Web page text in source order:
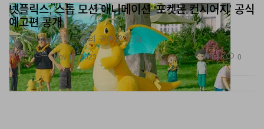
엔터테인먼트
넷플릭스, 스톱 모션 애니메이션 ‘포켓몬 컨시어지’ 공식
예고편 공개
휴가를 떠난 포켓몬들의 귀여운 모습.
Nov 15, 2023 1.1K 0